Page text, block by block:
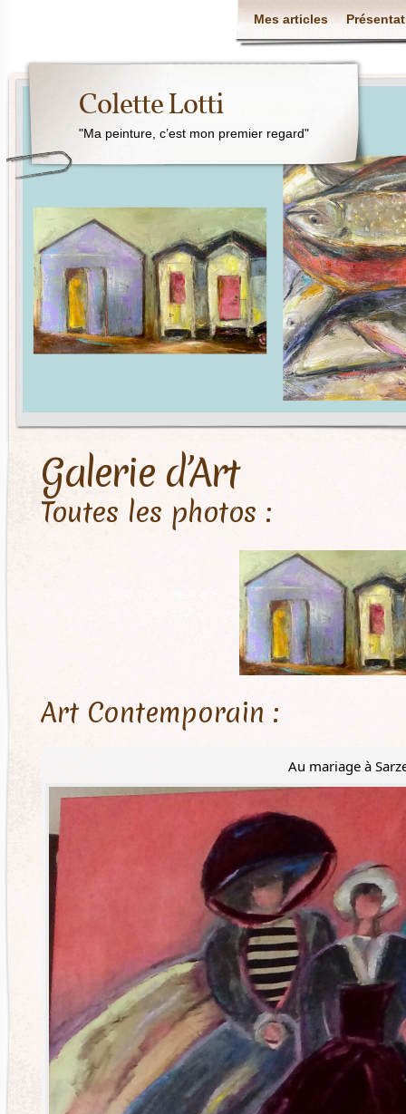
Mes articles
Colette Lotti
"Ma peinture, c’est mon premier regard"
Galerie d’Art
Toutes les photos :
Art Contemporain :
Au mariage à